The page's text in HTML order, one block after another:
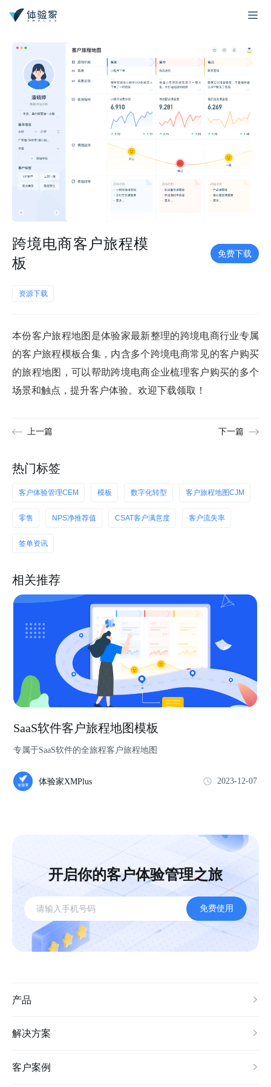
跨境电商客户旅程模
板
免费下载
资源下载
本份客户旅程地图是体验家最新整理的跨境电商行业专属
的客户旅程模板合集，内含多个跨境电商常见的客户购买
的旅程地图，可以帮助跨境电商企业梳理客户购买的多个
场景和触点，提升客户体验。欢迎下载领取！
上一篇 下一篇
热门标签
客户体验管理CEM 模板 数字化转型 客户旅程地图CJM
零售 NPS净推荐值 CSAT客户满意度 客户流失率
签单资讯
相关推荐
SaaS软件客户旅程地图模板
专属于SaaS软件的全旅程客户旅程地图
体验家XMPlus 2023-12-07
开启你的客户体验管理之旅
免费使用
产品
解决方案
客户案例